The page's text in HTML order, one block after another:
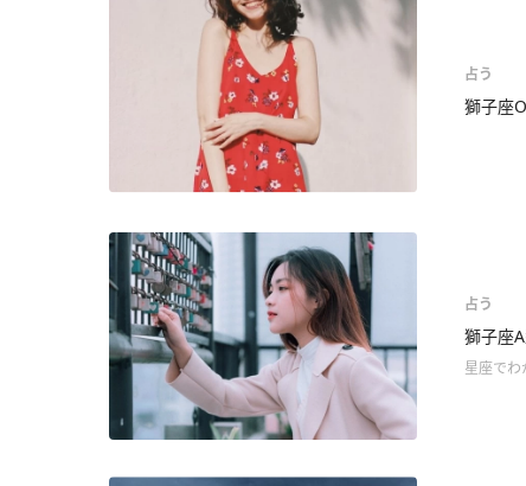
占う
獅子座
占う
獅子座
星座でわ